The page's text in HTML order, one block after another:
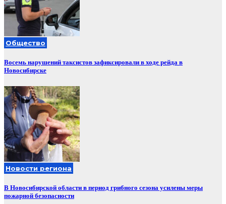
Общество
Восемь нарушений таксистов зафиксировали в ходе рейда в
Новосибирске
Новости региона
В Новосибирской области в период грибного сезона усилены меры
пожарной безопасности